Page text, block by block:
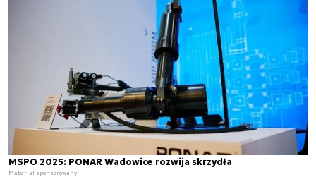
MSPO 2025: PONAR Wadowice rozwija skrzydła
Materiał sponsorowany